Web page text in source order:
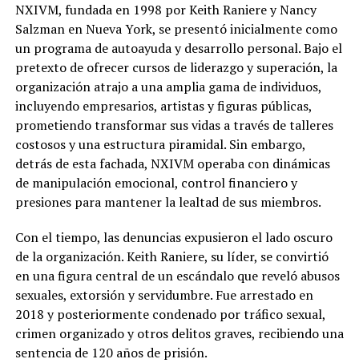
NXIVM, fundada en 1998 por Keith Raniere y Nancy
Salzman en Nueva York, se presentó inicialmente como
un programa de autoayuda y desarrollo personal. Bajo el
pretexto de ofrecer cursos de liderazgo y superación, la
organización atrajo a una amplia gama de individuos,
incluyendo empresarios, artistas y figuras públicas,
prometiendo transformar sus vidas a través de talleres
costosos y una estructura piramidal. Sin embargo,
detrás de esta fachada, NXIVM operaba con dinámicas
de manipulación emocional, control financiero y
presiones para mantener la lealtad de sus miembros.
Con el tiempo, las denuncias expusieron el lado oscuro
de la organización. Keith Raniere, su líder, se convirtió
en una figura central de un escándalo que reveló abusos
sexuales, extorsión y servidumbre. Fue arrestado en
2018 y posteriormente condenado por tráfico sexual,
crimen organizado y otros delitos graves, recibiendo una
sentencia de 120 años de prisión.